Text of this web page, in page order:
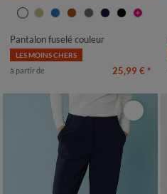
36 38 40 42 44 46
48
Pantalon fuselé couleur
LES MOINS CHERS
à partir de 25,99 € *